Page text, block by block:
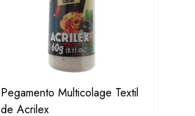
Pegamento Multicolage Textil
de Acrilex